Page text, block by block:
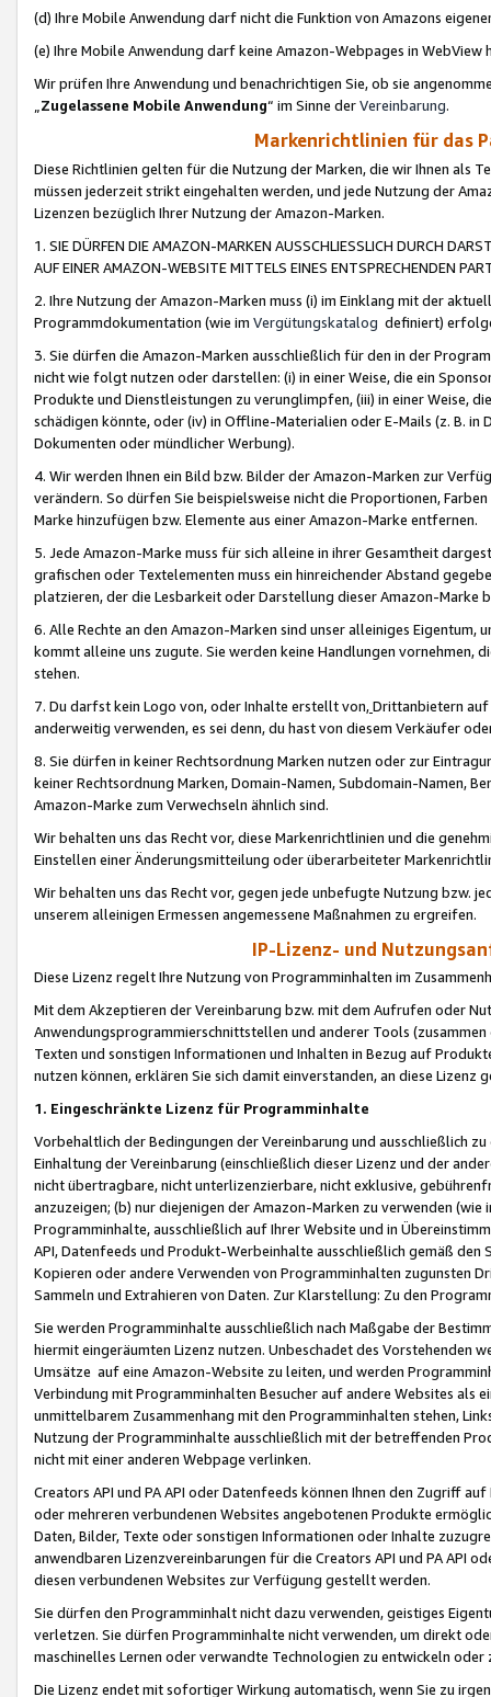
(d) Ihre Mobile Anwendung darf nicht die Funktion von Amazons
(e) Ihre Mobile Anwendung darf keine Amazon-Webpages in WebView
Wir prüfen Ihre Anwendung und benachrichtigen Sie, ob sie
„Zugelassene Mobile Anwendung“ im Sinne derVereinbarung.
Markenrichtlinien für das
Diese Richtlinien gelten für die Nutzung der Marken, die wir Ihnen als
müssen jederzeit strikt eingehalten werden, und jede Nutzung der
Lizenzen bezüglich Ihrer Nutzung der Amazon-Marken.
1. SIE DÜRFEN DIE AMAZON-MARKEN AUSSCHLIESSLICH DURCH
AUF EINER AMAZON-WEBSITE MITTELS EINES ENTSPRECHENDEN
2. Ihre Nutzung der Amazon-Marken muss (i) im Einklang mit der
Programmdokumentation (wie im Vergütungskatalog definiert)
3. Sie dürfen die Amazon-Marken ausschließlich für den in der
nicht wie folgt nutzen oder darstellen: (i) in einer Weise, die ein
Produkte und Dienstleistungen zu verunglimpfen, (iii) in einer Weise,
schädigen könnte, oder (iv) in Offline-Materialien oder E-Mails (z. B. in
Dokumenten oder mündlicher Werbung).
4. Wir werden Ihnen ein Bild bzw. Bilder der Amazon-Marken zur
verändern. So dürfen Sie beispielsweise nicht die Proportionen,
Marke hinzufügen bzw. Elemente aus einer Amazon-Marke entfernen.
5. Jede Amazon-Marke muss für sich alleine in ihrer Gesamtheit
grafischen oder Textelementen muss ein hinreichender Abstand
platzieren, der die Lesbarkeit oder Darstellung dieser Amazon-Marke
6. Alle Rechte an den Amazon-Marken sind unser alleiniges
kommt alleine uns zugute. Sie werden keine Handlungen vornehmen,
stehen.
7. Du darfst kein Logo von, oder Inhalte erstellt von,Drittanbietern auf
anderweitig verwenden, es sei denn, du hast von diesem Verkäufer
8. Sie dürfen in keiner Rechtsordnung Marken nutzen oder zur
keiner Rechtsordnung Marken, Domain-Namen, Subdomain-Namen,
Amazon-Marke zum Verwechseln ähnlich sind.
Wir behalten uns das Recht vor, diese Markenrichtlinien und die
Einstellen einer Änderungsmitteilung oder überarbeiteter
Wir behalten uns das Recht vor, gegen jede unbefugte Nutzung bzw.
unserem alleinigen Ermessen angemessene Maßnahmen zu ergreifen.
IP-Lizenz- und
Diese Lizenz regelt Ihre Nutzung von Programminhalten im
Mit dem Akzeptieren der Vereinbarung bzw. mit dem Aufrufen oder
Anwendungsprogrammierschnittstellen und anderer Tools (zusammen
Texten und sonstigen Informationen und Inhalten in Bezug auf
nutzen können, erklären Sie sich damit einverstanden, an diese Lizenz
1. Eingeschränkte Lizenz für Programminhalte
Vorbehaltlich der Bedingungen der Vereinbarung und ausschließlich
Einhaltung der Vereinbarung (einschließlich dieser Lizenz und der
nicht übertragbare, nicht unterlizenzierbare, nicht exklusive,
anzuzeigen; (b) nur diejenigen der Amazon-Marken zu verwenden
Programminhalte, ausschließlich auf Ihrer Website und in
API, Datenfeeds und Produkt-Werbeinhalte ausschließlich gemäß
Kopieren oder andere Verwenden von Programminhalten zugunsten
Sammeln und Extrahieren von Daten. Zur Klarstellung: Zu den
Sie werden Programminhalte ausschließlich nach Maßgabe der
hiermit eingeräumten Lizenz nutzen. Unbeschadet des Vorstehenden
Umsätze auf eine Amazon-Website zu leiten, und werden
Verbindung mit Programminhalten Besucher auf andere Websites als
unmittelbarem Zusammenhang mit den Programminhalten stehen,
Nutzung der Programminhalte ausschließlich mit der betreffenden
nicht mit einer anderen Webpage verlinken.
Creators API und PA API oder Datenfeeds können Ihnen den Zugriff
oder mehreren verbundenen Websites angebotenen Produkte
Daten, Bilder, Texte oder sonstigen Informationen oder Inhalte
anwendbaren Lizenzvereinbarungen für die Creators API und PA API
diesen verbundenen Websites zur Verfügung gestellt werden.
Sie dürfen den Programminhalt nicht dazu verwenden, geistiges
verletzen. Sie dürfen Programminhalte nicht verwenden, um direkt
maschinelles Lernen oder verwandte Technologien zu entwickeln
Die Lizenz endet mit sofortiger Wirkung automatisch, wenn Sie zu